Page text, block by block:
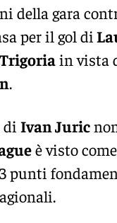
della gara
per il gol di
Trigoriain vista
.
Ivan Juric
è visto
punti